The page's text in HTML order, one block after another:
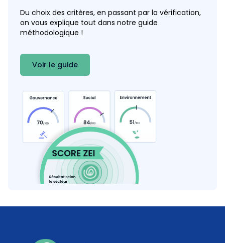
Imprimeurs responsables
Détails
Prestataires de livraison bas carbone
Détails
Du choix des critères, en passant par la vérification,
on vous explique tout dans notre guide
méthodologique !
Voir le guide